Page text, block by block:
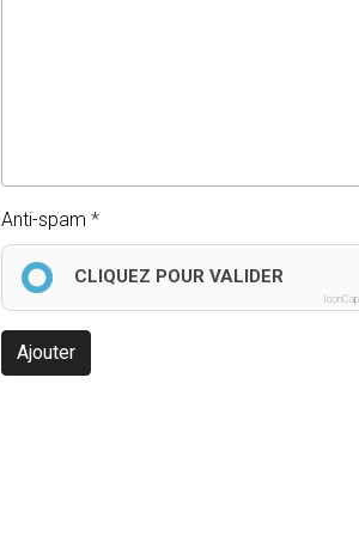
Anti-spam
CLIQUEZ POUR VALIDER
Ajouter